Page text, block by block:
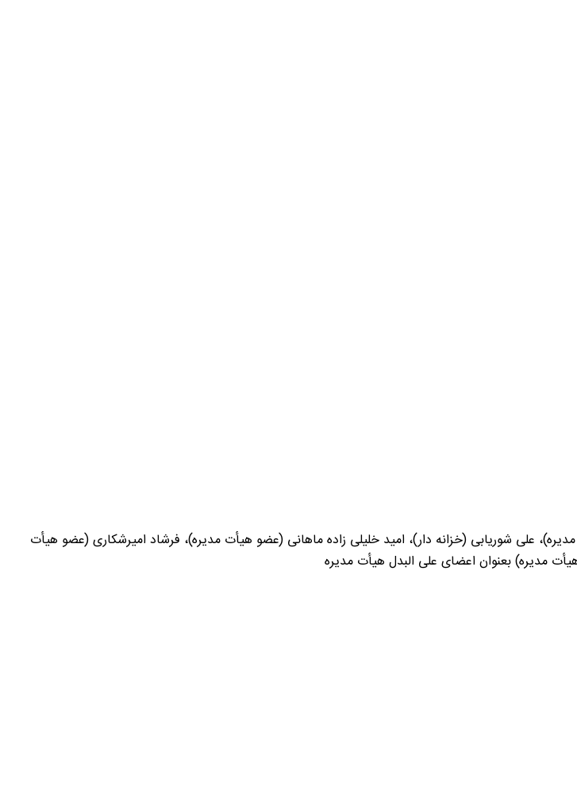
علی شوریابی (خزانه دار)، امید خلیلی زاده ماهانی (عضو هیأت مدیره)، فرشاد امیرشکاری (عضو هیأت
مدیره) بعنوان اعضای علی البدل هیأت مدیره